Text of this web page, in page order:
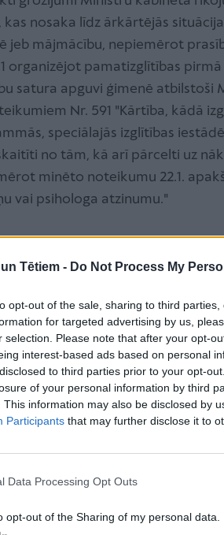
Tētiem - Do Not Process My
opt-out of the sale, sharing to third
for targeted advertising by us,
selection. Please note that after your opt-
interest-based ads based on personal
to third parties prior to your opt-
of your personal information by third
This information may also be disclosed by
Participants that may further disclose it to
Data Processing Opt Outs
opt-out of the Sharing of my personal data.
nosaka līdz ārkārtējās
jeb mājmācību, nepiemērot
organizējot pamatizglītības
satura apguvi ģimenē atbilstoši
Nr. 591 "Kārtība, kādā
speciālajās izglītības
no tām, kā arī pārcelti uz
minēto noteikumu 22.1.
vai psihologa atzinumu."
savus bērnus ğimenē,
kārtojot dokumentus
Ārsta izziņa un psihologa
1.- 6. klasē.
bērna izglītību gulstas tieši uz
augsta motivācija mācīties kā
tiek izvēlēta kā vieglākais
diezin vai tā būs pareizā
skaidrai vīzijai, kā viņi mācīs
jau pirms mājmācības